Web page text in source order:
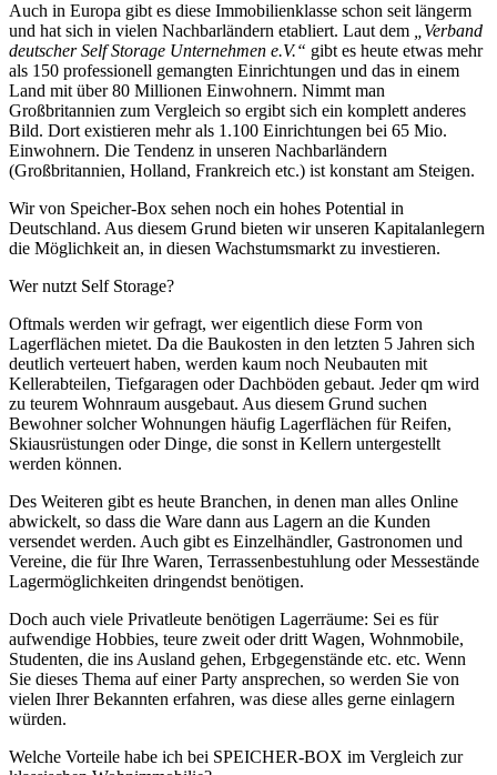
Auch in Europa gibt es diese Immobilienklasse schon seit längerm
und hat sich in vielen Nachbarländern etabliert. Laut dem
„Verband
deutscher Self Storage Unternehmen e.V.“ gibt es heute etwas mehr
als 150 professionell gemangten Einrichtungen und das in einem
Land mit über 80 Millionen Einwohnern. Nimmt man
Großbritannien zum Vergleich so ergibt sich ein komplett anderes
Bild. Dort existieren mehr als 1.100 Einrichtungen bei 65 Mio.
Einwohnern. Die Tendenz in unseren Nachbarländern
(Großbritannien, Holland, Frankreich etc.) ist konstant am Steigen.
Wir von Speicher-Box sehen noch ein hohes Potential in
Deutschland. Aus diesem Grund bieten wir unseren Kapitalanlegern
die Möglichkeit an, in diesen Wachstumsmarkt zu investieren.
Wer nutzt Self Storage?
Oftmals werden wir gefragt, wer eigentlich diese Form von
Lagerflächen mietet. Da die Baukosten in den letzten 5 Jahren sich
deutlich verteuert haben, werden kaum noch Neubauten mit
Kellerabteilen, Tiefgaragen oder Dachböden gebaut. Jeder qm wird
zu teurem Wohnraum ausgebaut. Aus diesem Grund suchen
Bewohner solcher Wohnungen häufig Lagerflächen für Reifen,
Skiausrüstungen oder Dinge, die sonst in Kellern untergestellt
werden können.
Des Weiteren gibt es heute Branchen, in denen man alles Online
abwickelt, so dass die Ware dann aus Lagern an die Kunden
versendet werden. Auch gibt es Einzelhändler, Gastronomen und
Vereine, die für Ihre Waren, Terrassenbestuhlung oder Messestände
Lagermöglichkeiten dringendst benötigen.
Doch auch viele Privatleute benötigen Lagerräume: Sei es für
aufwendige Hobbies, teure zweit oder dritt Wagen, Wohnmobile,
Studenten, die ins Ausland gehen, Erbgegenstände etc. etc. Wenn
Sie dieses Thema auf einer Party ansprechen, so werden Sie von
vielen Ihrer Bekannten erfahren, was diese alles gerne einlagern
würden.
Welche Vorteile habe ich bei SPEICHER-BOX im Vergleich zur